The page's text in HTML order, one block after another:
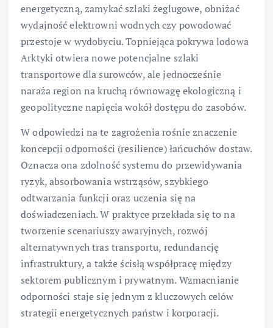
energetyczną, zamykać szlaki żeglugowe, obniżać
wydajność elektrowni wodnych czy powodować
przestoje w wydobyciu. Topniejąca pokrywa lodowa
Arktyki otwiera nowe potencjalne szlaki
transportowe dla surowców, ale jednocześnie
naraża region na kruchą równowagę ekologiczną i
geopolityczne napięcia wokół dostępu do zasobów.
W odpowiedzi na te zagrożenia rośnie znaczenie
koncepcji odporności (resilience) łańcuchów dostaw.
Oznacza ona zdolność systemu do przewidywania
ryzyk, absorbowania wstrząsów, szybkiego
odtwarzania funkcji oraz uczenia się na
doświadczeniach. W praktyce przekłada się to na
tworzenie scenariuszy awaryjnych, rozwój
alternatywnych tras transportu, redundancję
infrastruktury, a także ścisłą współpracę między
sektorem publicznym i prywatnym. Wzmacnianie
odporności staje się jednym z kluczowych celów
strategii energetycznych państw i korporacji.